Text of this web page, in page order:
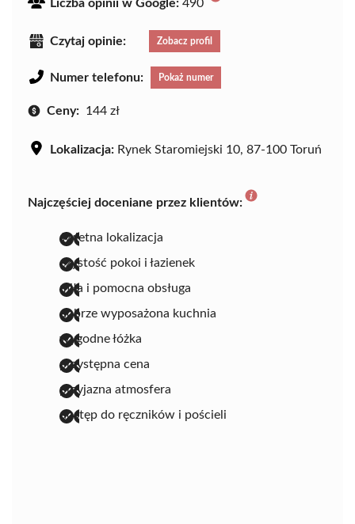
Liczba opinii w Google: 490
Czytaj opinie: Zobacz profil
Numer telefonu: Pokaż numer
Ceny: 144 zł
Lokalizacja: Rynek Staromiejski 10, 87-100 Toruń
Najczęściej doceniane przez klientów:
świetna lokalizacja
czystość pokoi i łazienek
miła i pomocna obsługa
dobrze wyposażona kuchnia
wygodne łóżka
przystępna cena
przyjazna atmosfera
dostęp do ręczników i pościeli